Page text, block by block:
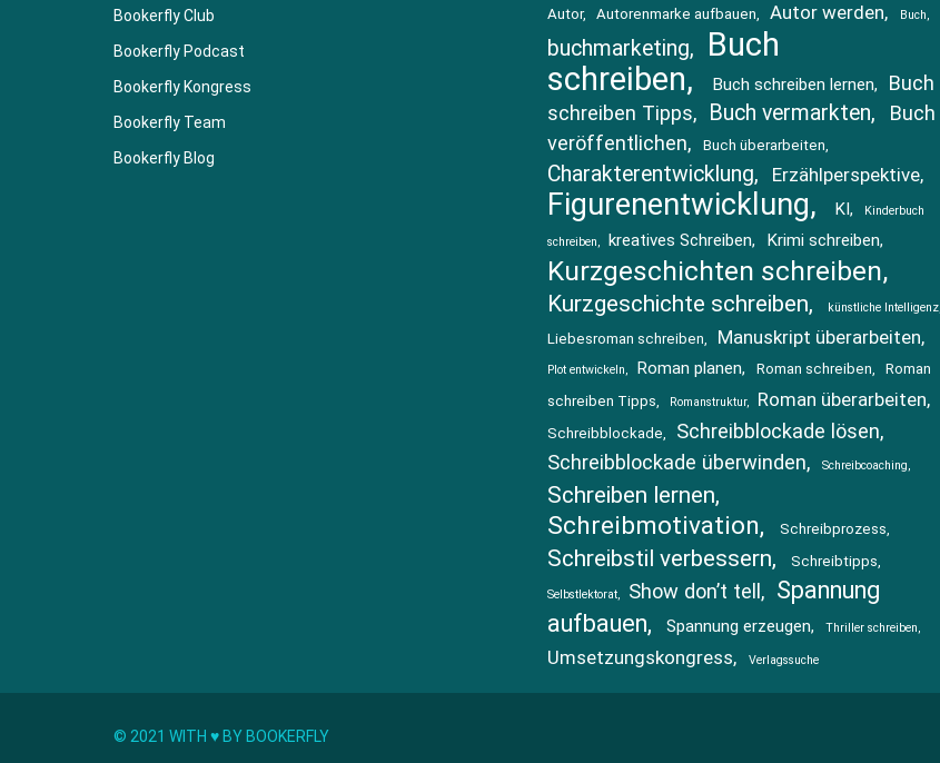
Bookerfly Club
Bookerfly Podcast
Bookerfly Kongress
Bookerfly Team
Bookerfly Blog
Autor Autorenmarke aufbauen Autor werden Buch
buchmarketing
Buch
schreiben
Buch schreiben lernen
Buch
schreiben Tipps
Buch vermarkten
Buch
veröffentlichen
Buch überarbeiten
Charakterentwicklung Erzählperspektive
Figurenentwicklung KI Kinderbuch
schreiben kreatives Schreiben Krimi schreiben
Kurzgeschichten schreiben
Kurzgeschichte schreiben künstliche Intelligenz
Liebesroman schreiben Manuskript überarbeiten
Plot entwickeln Roman planen Roman schreiben
Roman
schreiben Tipps
Romanstruktur Roman überarbeiten
Schreibblockade
Schreibblockade lösen
Schreibblockade überwinden
Schreibcoaching
Schreiben lernen
Schreibmotivation Schreibprozess
Schreibstil verbessern Schreibtipps
Selbstlektorat Show don’t tell
Spannung
aufbauen
Spannung erzeugen Thriller schreiben
Umsetzungskongress Verlagssuche
© 2021 WITH ♥︎ BY BOOKERFLY